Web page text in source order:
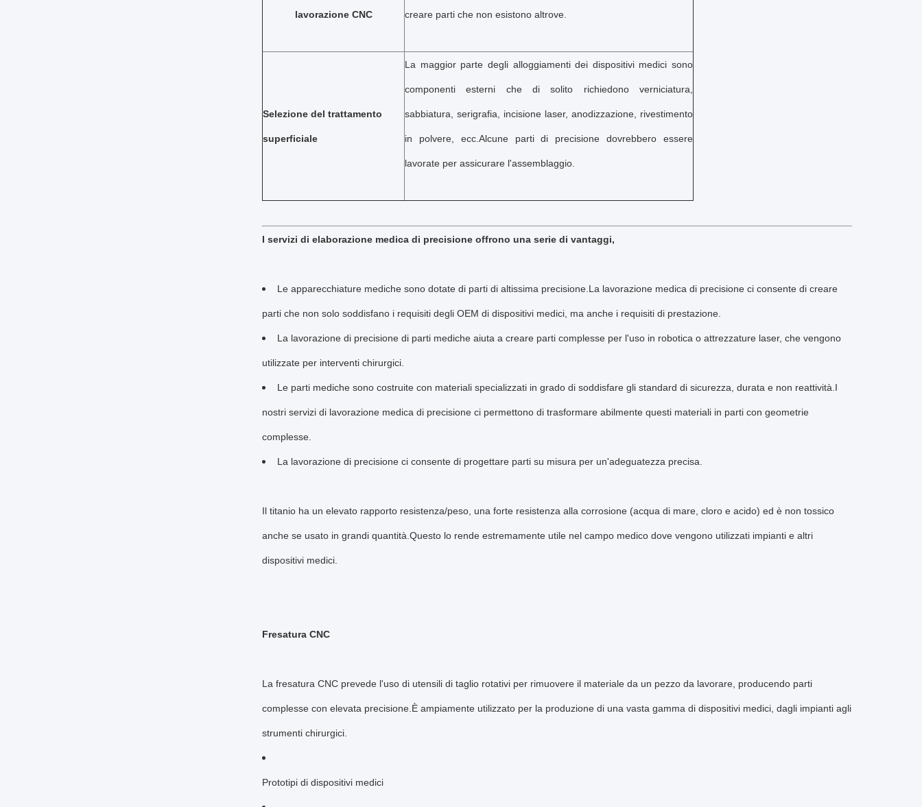
lavorazione CNC creare parti che non esistono altrove.
Selezione del trattamento
superficiale
La maggior parte degli alloggiamenti dei dispositivi medici sono
componenti esterni che di solito richiedono verniciatura,
sabbiatura, serigrafia, incisione laser, anodizzazione, rivestimento
in polvere, ecc.Alcune parti di precisione dovrebbero essere
lavorate per assicurare l'assemblaggio.
I servizi di elaborazione medica di precisione offrono una serie di vantaggi,
Le apparecchiature mediche sono dotate di parti di altissima precisione.La lavorazione medica di precisione ci consente di creare
parti che non solo soddisfano i requisiti degli OEM di dispositivi medici, ma anche i requisiti di prestazione.
La lavorazione di precisione di parti mediche aiuta a creare parti complesse per l'uso in robotica o attrezzature laser, che vengono
utilizzate per interventi chirurgici.
Le parti mediche sono costruite con materiali specializzati in grado di soddisfare gli standard di sicurezza, durata e non reattività.I
nostri servizi di lavorazione medica di precisione ci permettono di trasformare abilmente questi materiali in parti con geometrie
complesse.
La lavorazione di precisione ci consente di progettare parti su misura per un'adeguatezza precisa.
Il titanio ha un elevato rapporto resistenza/peso, una forte resistenza alla corrosione (acqua di mare, cloro e acido) ed è non tossico
anche se usato in grandi quantità.Questo lo rende estremamente utile nel campo medico dove vengono utilizzati impianti e altri
dispositivi medici.
Fresatura CNC
La fresatura CNC prevede l'uso di utensili di taglio rotativi per rimuovere il materiale da un pezzo da lavorare, producendo parti
complesse con elevata precisione.È ampiamente utilizzato per la produzione di una vasta gamma di dispositivi medici, dagli impianti agli
strumenti chirurgici.
Prototipi di dispositivi medici